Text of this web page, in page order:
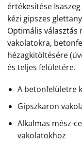
értékesítése
kézi gipszes
Optimális választás
vakolatokra,
hézagkitöltésére
és teljes felületére.
A betonfelületre
Gipszkaron
Alkalmas mész-
vakolatokhoz